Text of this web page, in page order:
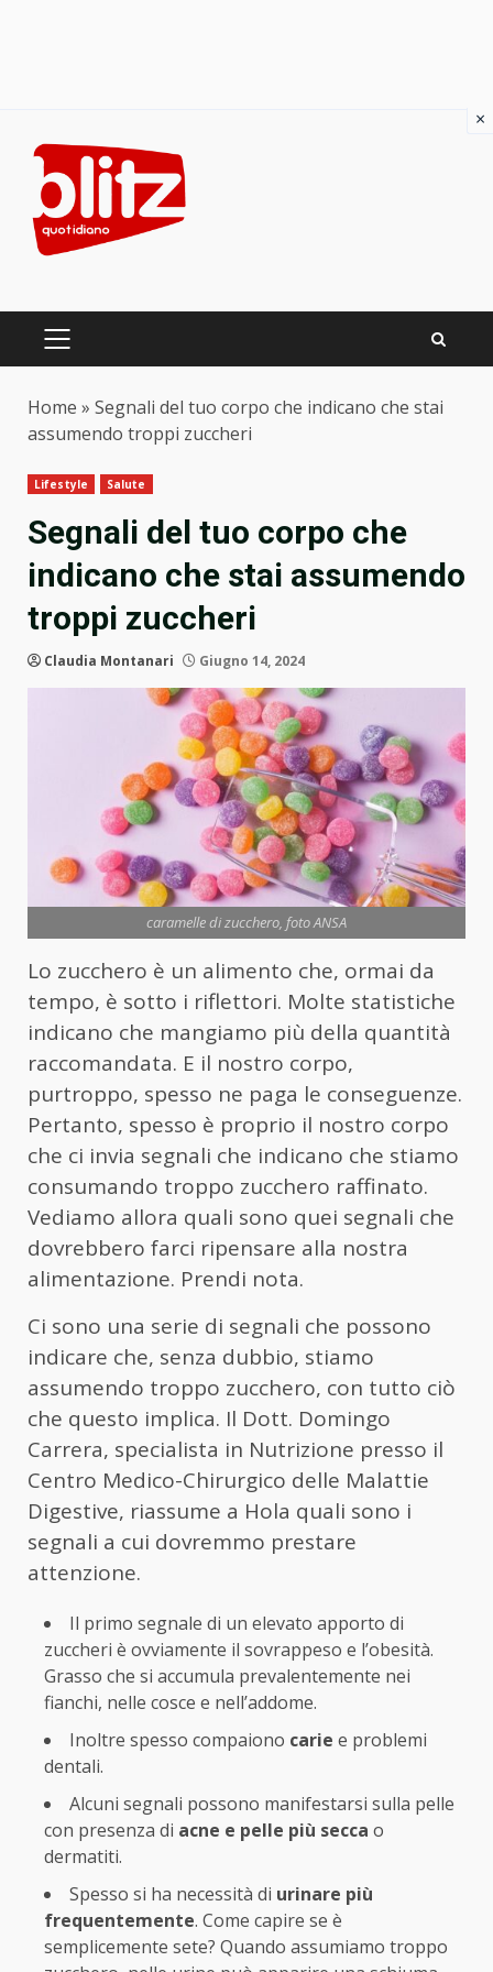
content
PRIMARY
Home » Segnali del tuo corpo che indicano che stai
assumendo troppi zuccheri
Lifestyle Salute
Segnali del tuo corpo che
indicano che stai assumendo
troppi zuccheri
Claudia Montanari Giugno 14, 2024
caramelle di zucchero, foto ANSA
Lo zucchero è un alimento che, ormai da
tempo, è sotto i riflettori. Molte statistiche
indicano che mangiamo più della quantità
raccomandata. E il nostro corpo,
purtroppo, spesso ne paga le conseguenze.
Pertanto, spesso è proprio il nostro corpo
che ci invia segnali che indicano che stiamo
consumando troppo zucchero raffinato.
Vediamo allora quali sono quei segnali che
dovrebbero farci ripensare alla nostra
alimentazione. Prendi nota.
Ci sono una serie di segnali che possono
indicare che, senza dubbio, stiamo
assumendo troppo zucchero, con tutto ciò
che questo implica. Il Dott. Domingo
Carrera, specialista in Nutrizione presso il
Centro Medico-Chirurgico delle Malattie
Digestive, riassume a Hola quali sono i
segnali a cui dovremmo prestare
attenzione.
Il primo segnale di un elevato apporto di
zuccheri è ovviamente il sovrappeso e l’obesità.
Grasso che si accumula prevalentemente nei
fianchi, nelle cosce e nell’addome.
Inoltre spesso compaiono carie e problemi
dentali.
Alcuni segnali possono manifestarsi sulla pelle
con presenza di acne e pelle più secca o
dermatiti.
Spesso si ha necessità di urinare più
frequentemente. Come capire se è
semplicemente sete? Quando assumiamo troppo
×